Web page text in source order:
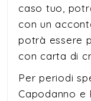
caso tuo,
con un
potrà essere
con carta di
Per periodi
Capodanno e